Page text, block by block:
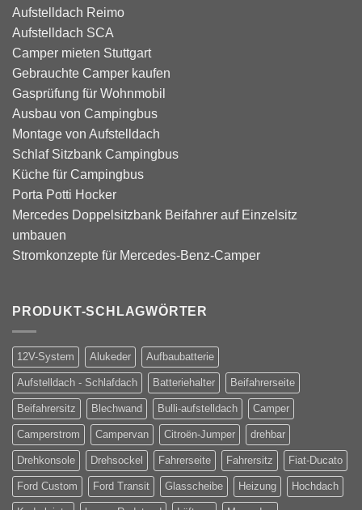
Aufstelldach Reimo
Aufstelldach SCA
Camper mieten Stuttgart
Gebrauchte Camper kaufen
Gasprüfung für Wohnmobil
Ausbau von Campingbus
Montage von Aufstelldach
Schlaf Sitzbank Campingbus
Küche für Campingbus
Porta Potti Hocker
Mercedes Doppelsitzbank Beifahrer auf Einzelsitz
umbauen
Stromkonzepte für Mercedes-Benz-Camper
PRODUKT-SCHLAGWÖRTER
12V-System Alukeder Aufbaubatterie
Aufstelldach - Schlafdach Batteriehalter Beifahrerseite
Beifahrersitz Blechwand Bulli-aufstelldach Camper
Camperstrom Campervan Citroën-Jumper drehbar
Drehkonsole Drehsockel Fahrerseite Fahrersitz Fiat-Ducato
Ford Custom Ford Transit Glasscheibe Heizung Hochdach